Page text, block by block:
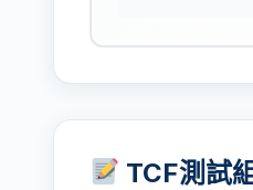
TCF測試